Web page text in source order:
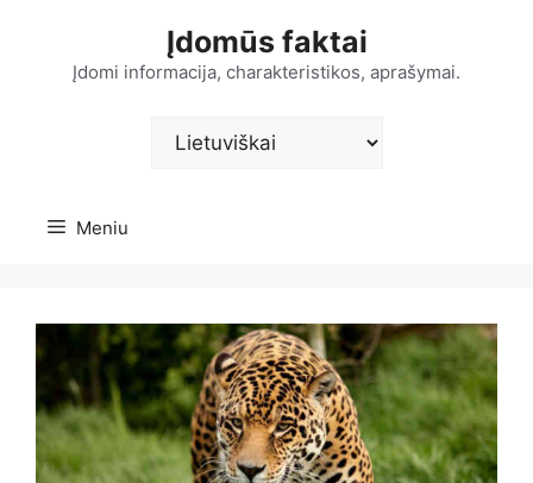
Įdomūs faktai
Įdomi informacija, charakteristikos, aprašymai.
Pasirinkite
kalbą
Meniu